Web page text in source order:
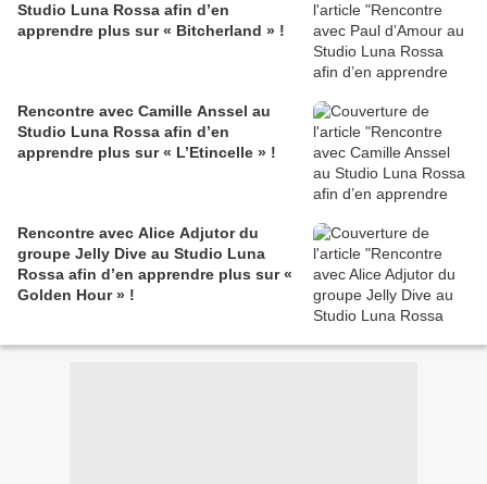
Studio Luna Rossa afin d’en
apprendre plus sur « Bitcherland » !
Rencontre avec Camille Anssel au
Studio Luna Rossa afin d’en
apprendre plus sur « L’Etincelle » !
Rencontre avec Alice Adjutor du
groupe Jelly Dive au Studio Luna
Rossa afin d’en apprendre plus sur «
Golden Hour » !